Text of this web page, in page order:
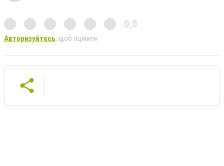
0,0
Авторизуйтесь, щоб оцінити